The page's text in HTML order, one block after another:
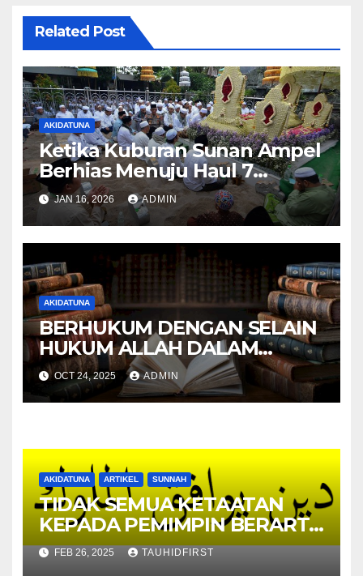
Related Post
AKIDATUNA
Ketika Kuburan Sunan Ampel
Berhias Menuju Haul 7
Februari 2026
JAN 16, 2026 ADMIN
AKIDATUNA
BERHUKUM DENGAN SELAIN
HUKUM ALLAH DALAM
PANDANGAN ULAMA
DAKWAH NAJED
OCT 24, 2025 ADMIN
AKIDATUNA ARTIKEL SUNNAH
TIDAK SEMUA KETAATAN
KEPADA PEMIMPIN BERARTI
IRJA’ II MENDUDUKKAN
ATSAR NADHR BIN SYUMAIL
FEB 26, 2025 TAUHIDFIRST